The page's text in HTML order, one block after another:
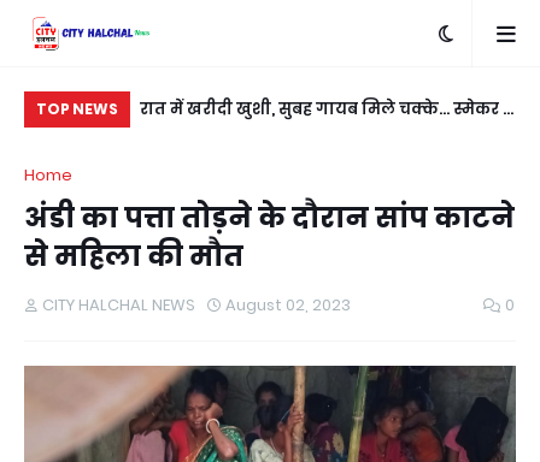
TOP NEWS
बदला लेने के लिए
रात में खरीदी खुशी, सुबह गायब मिले चक्के... स्मेकर ने
Home
अंडी का पत्ता तोड़ने के दौरान सांप काटने
से महिला की मौत
CITY HALCHAL NEWS August 02, 2023 0